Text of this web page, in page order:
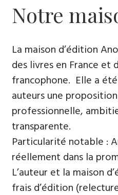
Notre
La maison d’édition
des livres en France et
francophone. Elle a
auteurs une
professionnelle,
transparente.
Particularité notable :
réellement dans la
L’auteur et la maison
frais d’édition